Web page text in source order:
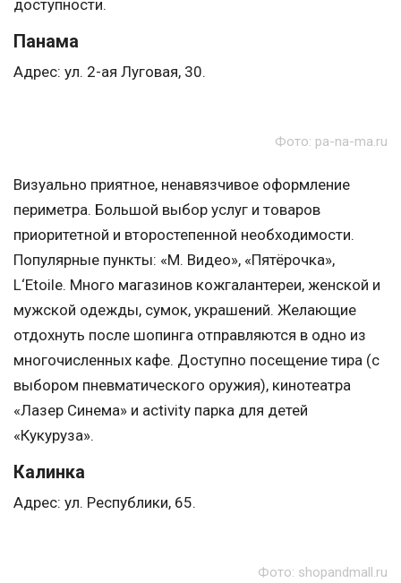
доступности.
Панама
Адрес: ул. 2-ая Луговая, 30.
Фото: pa-na-ma.ru
Визуально приятное, ненавязчивое оформление
периметра. Большой выбор услуг и товаров
приоритетной и второстепенной необходимости.
Популярные пункты: «М. Видео», «Пятёрочка»,
L‘Etoile. Много магазинов кожгалантереи, женской и
мужской одежды, сумок, украшений. Желающие
отдохнуть после шопинга отправляются в одно из
многочисленных кафе. Доступно посещение тира (с
выбором пневматического оружия), кинотеатра
«Лазер Синема» и activity парка для детей
«Кукуруза».
Калинка
Адрес: ул. Республики, 65.
Фото: shopandmall.ru